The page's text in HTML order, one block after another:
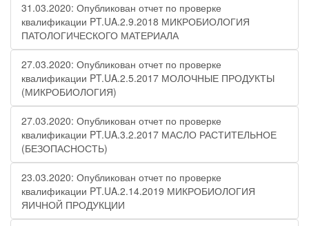
31.03.2020: Опубликован отчет по проверке
квалификации PT.UA.2.9.2018 МИКРОБИОЛОГИЯ
ПАТОЛОГИЧЕСКОГО МАТЕРИАЛА
27.03.2020: Опубликован отчет по проверке
квалификации PT.UA.2.5.2017 МОЛОЧНЫЕ ПРОДУКТЫ
(МИКРОБИОЛОГИЯ)
27.03.2020: Опубликован отчет по проверке
квалификации PT.UA.3.2.2017 МАСЛО РАСТИТЕЛЬНОЕ
(БЕЗОПАСНОСТЬ)
23.03.2020: Опубликован отчет по проверке
квалификации PT.UA.2.14.2019 МИКРОБИОЛОГИЯ
ЯИЧНОЙ ПРОДУКЦИИ